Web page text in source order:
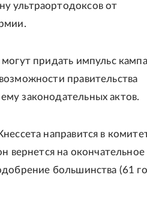
ультраортодоксов от
придать импульс
правительства
законодательных актов.
направится в
вернется на окончательное
большинства (61